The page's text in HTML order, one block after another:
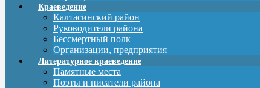
Краеведение
Калтасинский район
Руководители района
Бессмертный полк
Организации, предприятия
Литературное краеведение
Памятные места
Поэты и писатели района